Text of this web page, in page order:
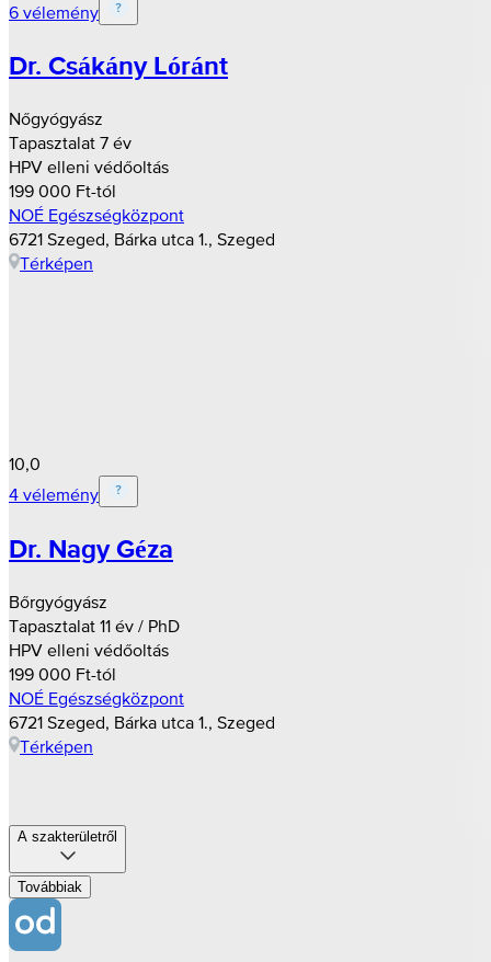
6 vélemény
Dr. Csákány Lóránt
Nőgyógyász
Tapasztalat 7 év
HPV elleni védőoltás
199 000 Ft-tól
NOÉ Egészségközpont
6721 Szeged, Bárka utca 1., Szeged
Térképen
10,0
4 vélemény
Dr. Nagy Géza
Bőrgyógyász
Tapasztalat 11 év / PhD
HPV elleni védőoltás
199 000 Ft-tól
NOÉ Egészségközpont
6721 Szeged, Bárka utca 1., Szeged
Térképen
A szakterületről
Továbbiak